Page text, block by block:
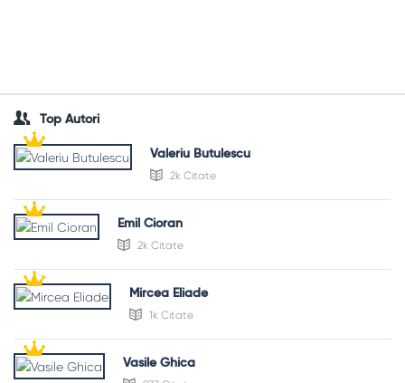
Top Autori
Valeriu Butulescu
2k Citate
Emil Cioran
2k Citate
Mircea Eliade
1k Citate
Vasile Ghica